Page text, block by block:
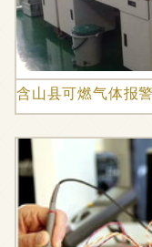
含山县可燃气体报